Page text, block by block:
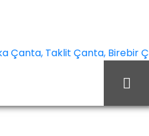
Chanel Phone